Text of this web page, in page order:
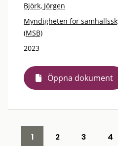
Björk, Jörgen
Myndigheten för
(MSB)
2023
Öppna dokument
1 2 3 4